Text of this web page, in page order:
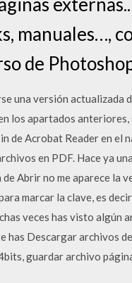
manuales…,
de
una versión
los apartados
de Acrobat Reader en el
en PDF. Hace ya
Abrir no me aparece la
marcar la clave, es
veces has visto algún
has Descargar archivos
guardar archivo